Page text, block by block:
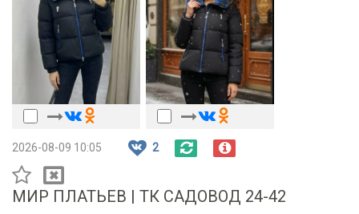
2026-08-09 10:05 2
МИР ПЛАТЬЕВ | ТК САДОВОД 24-42